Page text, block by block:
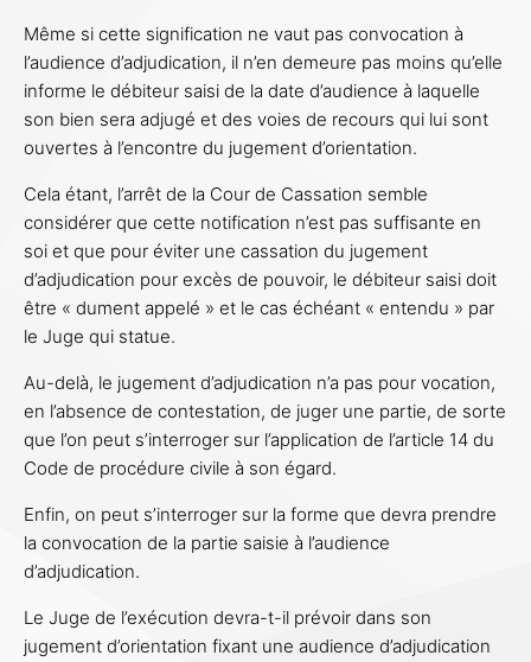
Même si cette signification ne vaut pas convocation à
l’audience d’adjudication, il n’en demeure pas moins qu’elle
informe le débiteur saisi de la date d’audience à laquelle
son bien sera adjugé et des voies de recours qui lui sont
ouvertes à l’encontre du jugement d’orientation.
Cela étant, l’arrêt de la Cour de Cassation semble
considérer que cette notification n’est pas suffisante en
soi et que pour éviter une cassation du jugement
d’adjudication pour excès de pouvoir, le débiteur saisi doit
être « dument appelé » et le cas échéant « entendu » par
le Juge qui statue.
Au-delà, le jugement d’adjudication n’a pas pour vocation,
en l’absence de contestation, de juger une partie, de sorte
que l’on peut s’interroger sur l’application de l’article 14 du
Code de procédure civile à son égard.
Enfin, on peut s’interroger sur la forme que devra prendre
la convocation de la partie saisie à l’audience
d’adjudication.
Le Juge de l’exécution devra-t-il prévoir dans son
jugement d’orientation fixant une audience d’adjudication